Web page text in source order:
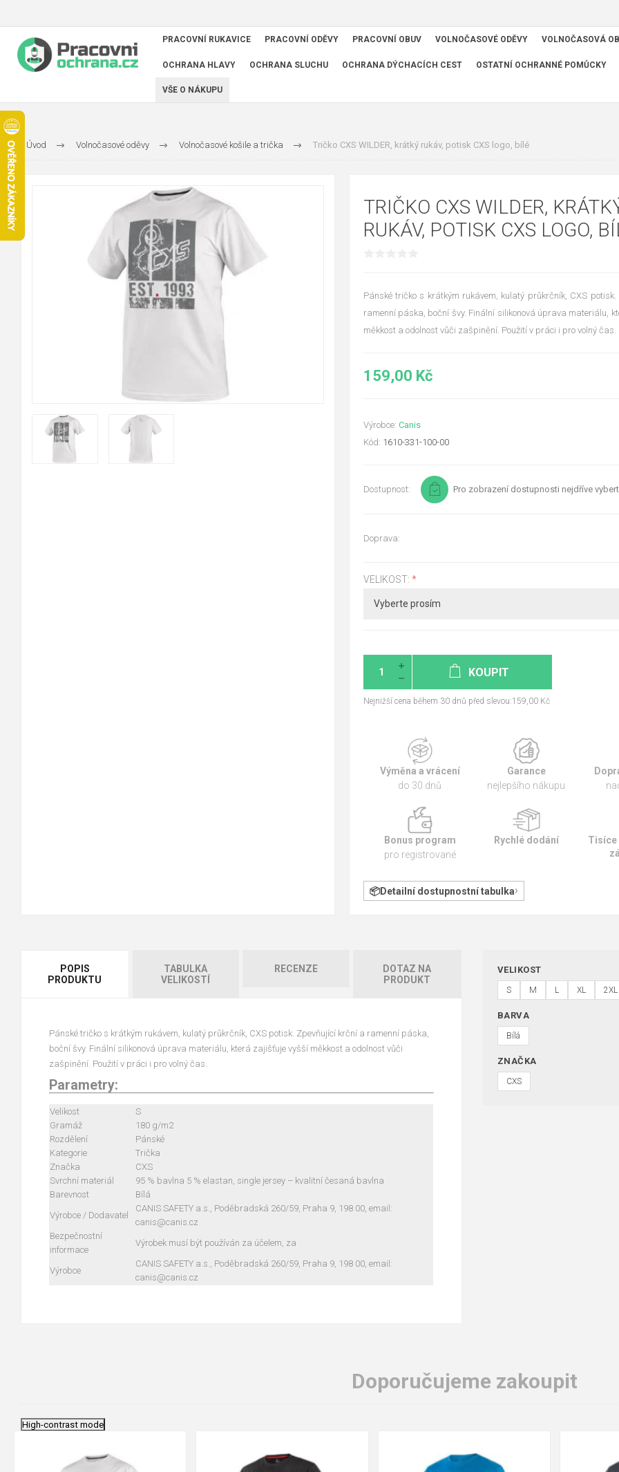
PRACOVNÍ RUKAVICE PRACOVNÍ ODĚVY PRACOVNÍ OBUV VOLNOČASOVÉ ODĚVY VOLNOČASOVÁ
OCHRANA HLAVY OCHRANA SLUCHU OCHRANA DÝCHACÍCH CEST OSTATNÍ OCHRANNÉ POMŮCKY
VŠE O NÁKUPU
Úvod Volnočasové oděvy Volnočasové košile a trička Tričko CXS WILDER, krátký rukáv, potisk CXS logo, bílé
TRIČKO CXS WILDER,
RUKÁV, POTISK CXS LOGO,
Pánské tričko s krátkým rukávem, kulatý průkrčník, CXS
ramenní páska, boční švy. Finální silikonová úprava materiálu,
měkkost a odolnost vůči zašpinění. Použití v práci i pro volný čas.
159,00 Kč
Výrobce: Canis
Kód: 1610-331-100-00
Dostupnost: Pro zobrazení dostupnosti nejdříve
Doprava:
VELIKOST: *
KOUPIT
Nejnižší cena během 30 dnů před slevou:159,00 Kč
Výměna a vrácení
do 30 dnů
Garance
nejlepšího nákupu
Bonus program
pro registrované
Rychlé dodání
Tisíce
Detailní dostupnostní tabulka
POPIS
PRODUKTU
TABULKA
VELIKOSTÍ
RECENZE
DOTAZ NA
PRODUKT
Pánské tričko s krátkým rukávem, kulatý průkrčník, CXS potisk. Zpevňující krční a ramenní páska,
boční švy. Finální silikonová úprava materiálu, která zajišťuje vyšší měkkost a odolnost vůči
zašpinění. Použití v práci i pro volný čas.
Parametry:
Velikost
S
Gramáž
180 g/m2
Rozdělení
Pánské
Kategorie
Trička
Značka
CXS
Svrchní materiál
95 % bavlna 5 % elastan, single jersey – kvalitní česaná bavlna
Barevnost
Bílá
Výrobce / Dodavatel
CANIS SAFETY a.s., Poděbradská 260/59, Praha 9, 198 00, email:
canis@canis.cz
Bezpečnostní
informace
Výrobek musí být používán za účelem, za
Výrobce
CANIS SAFETY a.s., Poděbradská 260/59, Praha 9, 198 00, email:
canis@canis.cz
VELIKOST
S M L XL 2XL
BARVA
Bílá
ZNAČKA
CXS
Doporučujeme zakoupit
High-contrast mode